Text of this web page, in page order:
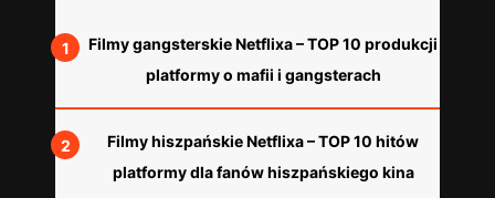
Filmy gangsterskie Netflixa – TOP 10 produkcji
platformy o mafii i gangsterach
Filmy hiszpańskie Netflixa – TOP 10 hitów
platformy dla fanów hiszpańskiego kina